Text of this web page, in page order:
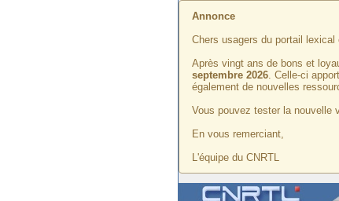
Annonce
Chers usagers du portail lexical
Après vingt ans de bons et
septembre 2026. Celle-ci
également de nouvelles
Vous pouvez tester la nouvelle
En vous remerciant,
L'équipe du CNRTL